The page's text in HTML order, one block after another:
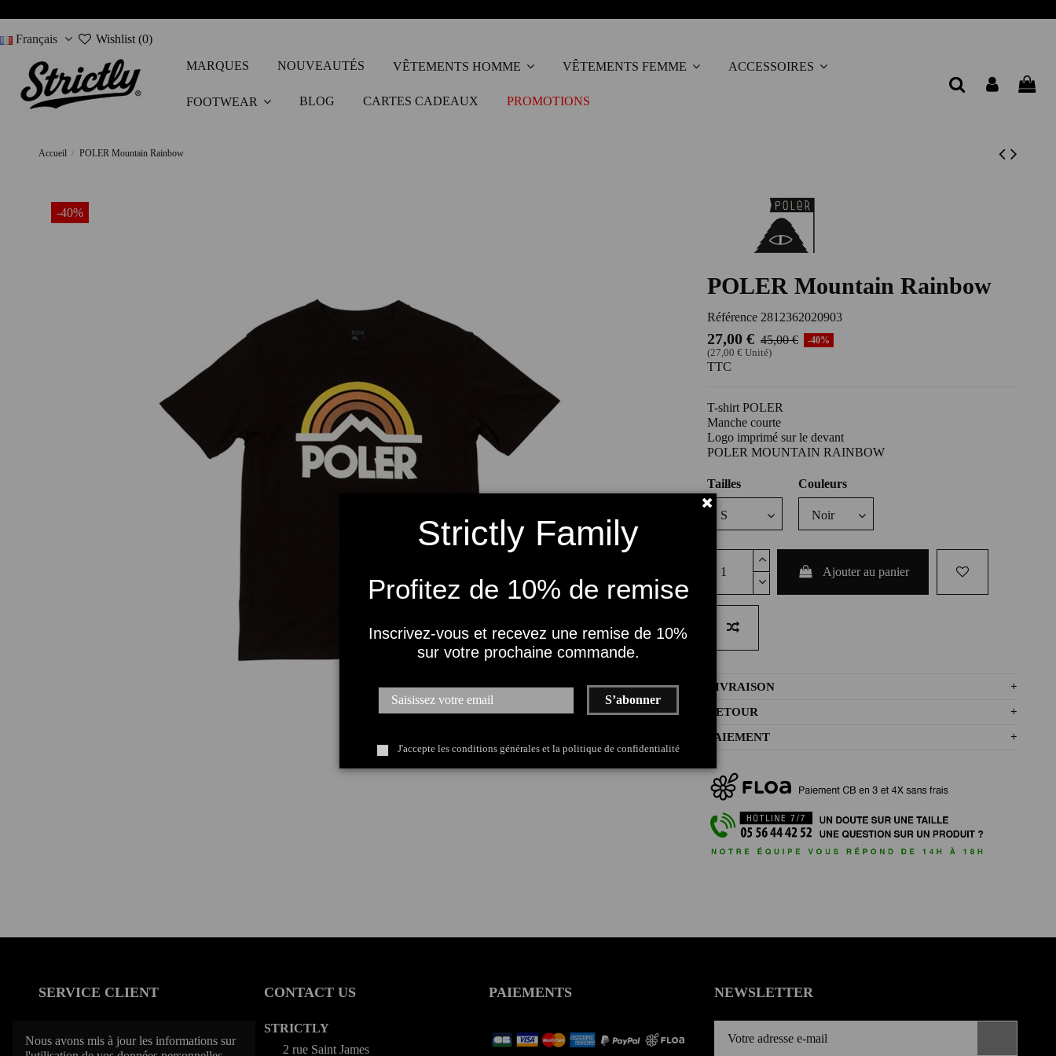
Français Wishlist (0)
MARQUES
NOUVEAUTÉS VÊTEMENTS HOMME VÊTEMENTS FEMME ACCESSOIRES
FOOTWEAR BLOG CARTES CADEAUX PROMOTIONS
Accueil POLER Mountain Rainbow
-40%
POLER Mountain Rainbow
Référence 2812362020903
27,00 € 45,00 €
-40%
(27,00 € Unité)
TTC
T-shirt POLER
Manche courte
Logo imprimé sur le devant
POLER MOUNTAIN RAINBOW
Tailles Couleurs
Ajouter au panier
LIVRAISON
+
RETOUR
+
PAIEMENT
+
SERVICE CLIENT
Livraison
CONTACT US
STRICTLY
2 rue Saint James
PAIEMENTS NEWSLETTER
Strictly Family
Profitez de 10% de remise
Inscrivez-vous et recevez une remise de 10%
sur votre prochaine commande.
S’abonner
J'accepte les conditions générales et la politique de confidentialité
Nous avons mis à jour les informations sur